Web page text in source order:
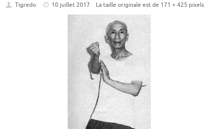
Tigredo 10 juillet 2017 La taille originale est de 171 × 425 pixels